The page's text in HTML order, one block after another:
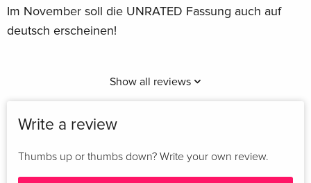
Im November soll die UNRATED Fassung auch auf
deutsch erscheinen!
Show all reviews
Write a review
Thumbs up or thumbs down? Write your own review.